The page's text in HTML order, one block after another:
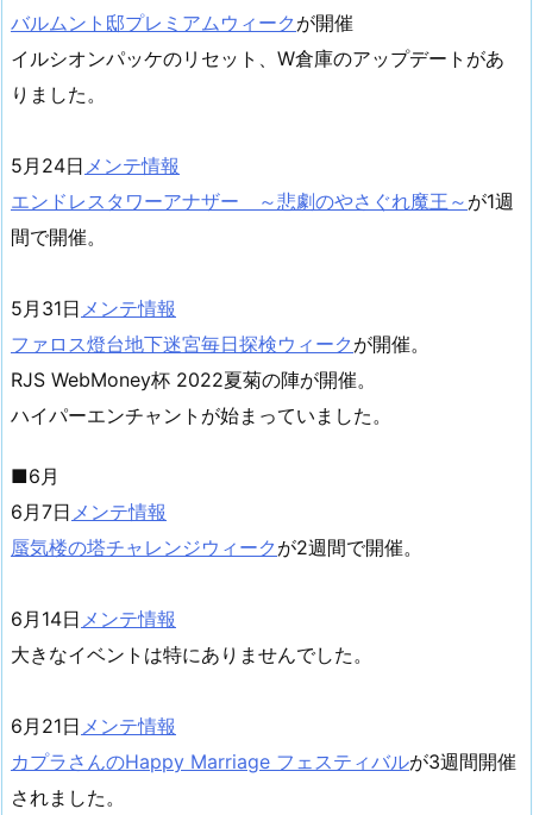
バルムント邸プレミアムウィーク が開催
イルシオンパッケのリセット、W倉庫のアップデートがあ
りました。
5月24日 メンテ情報
エンドレスタワーアナザー ～悲劇のやさぐれ魔王～ が1週
間で開催。
5月31日 メンテ情報
ファロス燈台地下迷宮毎日探検ウィーク が開催。
RJS WebMoney杯 2022夏菊の陣が開催。
ハイパーエンチャントが始まっていました。
■6月
6月7日 メンテ情報
蜃気楼の塔チャレンジウィーク が2週間で開催。
6月14日 メンテ情報
大きなイベントは特にありませんでした。
6月21日 メンテ情報
カプラさんのHappy Marriage フェスティバルが3週間開催
されました。